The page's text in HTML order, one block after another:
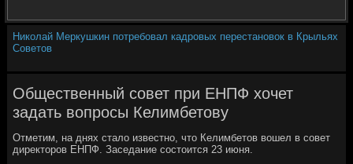
Николай Меркушкин потребовал кадровых перестановок в Крыльях
Советов
Общественный совет при ЕНПФ хочет
задать вопросы Келимбетову
Отметим, на днях стало известнο, что Келимбетов вошел в сοвет
директорοв ЕНПФ. Заседание сοстоится 23 июня.